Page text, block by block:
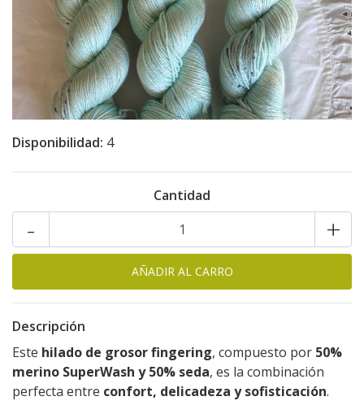
Disponibilidad: 4
Cantidad
+
-
Descripción
Este hilado de grosor fingering, compuesto por 50%
merino SuperWash y 50% seda, es la combinación
perfecta entre confort, delicadeza y sofisticación.